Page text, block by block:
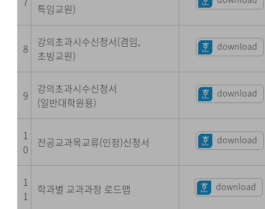
특임교원)
8
강의초과시수신청서(겸임,
초빙교원)
download
9
강의초과시수신청서
(일반대학원용)
download
1
0
전공교과목교류(인정)신청서 download
1
1
학과별 교과과정 로드맵 download